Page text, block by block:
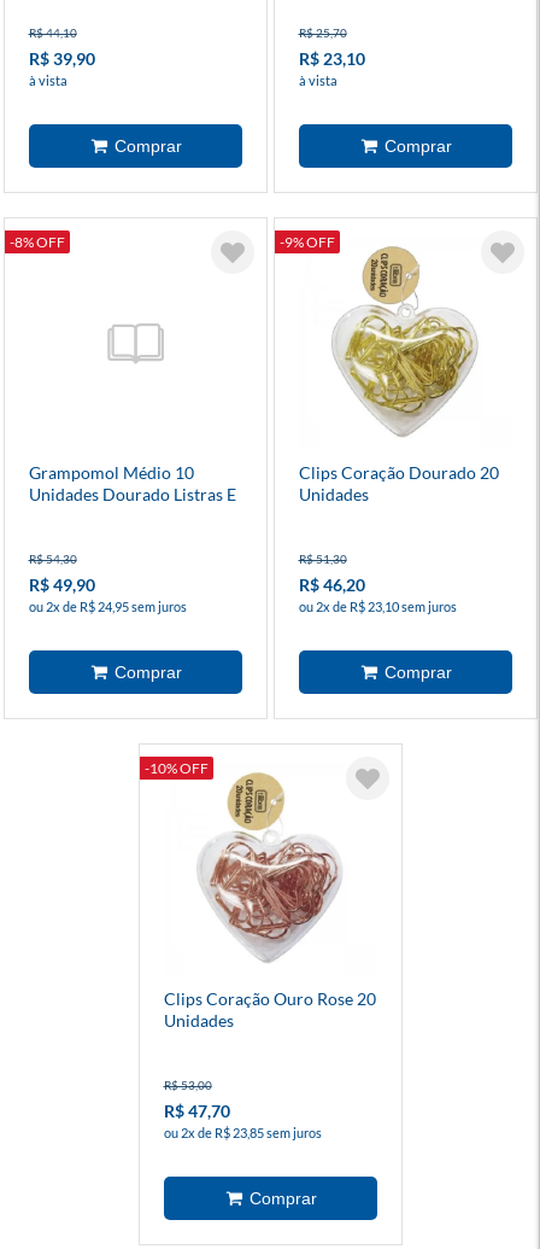
R$ 44,10
R$ 39,90
à vista
R$ 25,70
R$ 23,10
à vista
-8% OFF
Grampomol Médio 10
Unidades Dourado Listras E
R$ 54,30
R$ 49,90
ou 2x de R$ 24,95 sem juros
-9% OFF
Clips Coração Dourado 20
Unidades
R$ 51,30
R$ 46,20
ou 2x de R$ 23,10 sem juros
-10% OFF
Clips Coração Ouro Rose 20
Unidades
R$ 53,00
R$ 47,70
ou 2x de R$ 23,85 sem juros